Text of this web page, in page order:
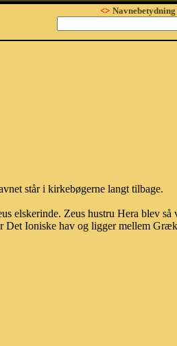
<> Navnebetydning
står i kirkebøgerne langt tilbage.
elskerinde. Zeus hustru Hera blev
Det Ioniske hav og ligger mellem